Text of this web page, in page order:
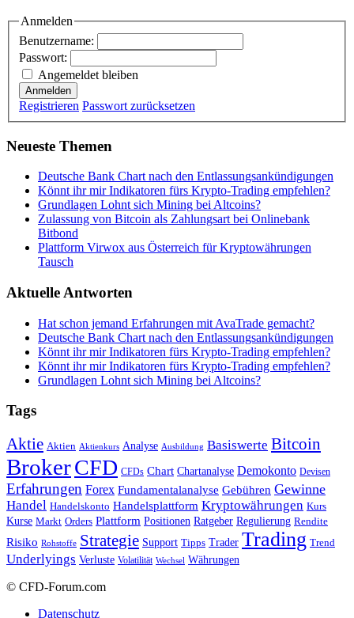
Anmelden
Benutzername:
Passwort:
Angemeldet bleiben
Anmelden
Registrieren Passwort zurücksetzen
Neueste Themen
Deutsche Bank Chart nach den Entlassungsankündigungen
Könnt ihr mir Indikatoren fürs Krypto-Trading empfehlen?
Grundlagen Lohnt sich Mining bei Altcoins?
Zulassung von Bitcoin als Zahlungsart bei Onlinebank
Bitbond
Plattform Virwox aus Österreich für Kryptowährungen
Tausch
Aktuelle Antworten
Hat schon jemand Erfahrungen mit AvaTrade gemacht?
Deutsche Bank Chart nach den Entlassungsankündigungen
Könnt ihr mir Indikatoren fürs Krypto-Trading empfehlen?
Könnt ihr mir Indikatoren fürs Krypto-Trading empfehlen?
Grundlagen Lohnt sich Mining bei Altcoins?
Tags
Aktie Aktien Aktienkurs Analyse Ausbildung Basiswerte Bitcoin
BrokerCFD CFDs Chart Chartanalyse Demokonto Devisen
Erfahrungen Forex Fundamentalanalyse Gebühren Gewinne
Handel Handelskonto Handelsplattform Kryptowährungen Kurs
Kurse Markt Orders Plattform Positionen Ratgeber Regulierung Rendite
Risiko Rohstoffe Strategie Support Tipps Trader Trading Trend
Underlyings Verluste Volatilität Wechsel Währungen
© CFD-Forum.com
Datenschutz